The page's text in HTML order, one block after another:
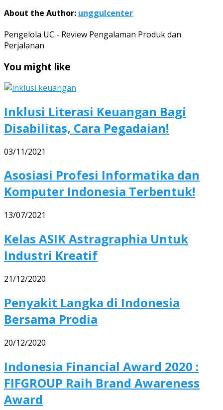
About the Author: unggulcenter
Pengelola UC - Review Pengalaman Produk dan
Perjalanan
You might like
Inklusi Literasi Keuangan Bagi
Disabilitas, Cara Pegadaian!
03/11/2021
Asosiasi Profesi Informatika dan
Komputer Indonesia Terbentuk!
13/07/2021
Kelas ASIK Astragraphia Untuk
Industri Kreatif
21/12/2020
Penyakit Langka di Indonesia
Bersama Prodia
20/12/2020
Indonesia Financial Award 2020 :
FIFGROUP Raih Brand Awareness
Award